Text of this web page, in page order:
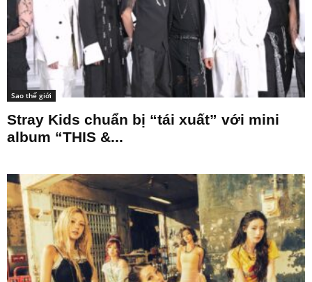
Sao thế giới
Stray Kids chuẩn bị “tái xuất” với mini
album “THIS &...